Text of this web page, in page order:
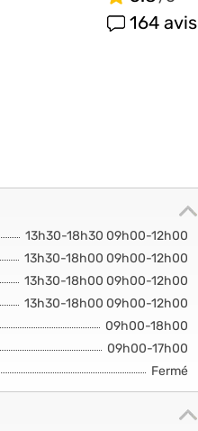
164 avis
13h30-18h30 09h00-12h00
13h30-18h00 09h00-12h00
13h30-18h00 09h00-12h00
13h30-18h00 09h00-12h00
09h00-18h00
09h00-17h00
Fermé